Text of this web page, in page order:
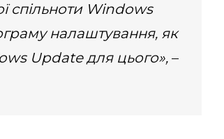
спільноти Windows
налаштування, як
Update для цього», –